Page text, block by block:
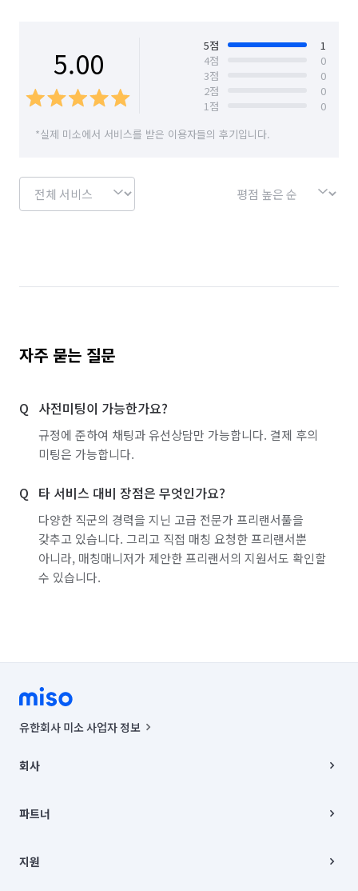
경기 의왕시 서울 강남구
서울 강동구 서울 강서구
서울 관악구 서울 광진구 서울 구로구
서울 금천구 서울 노원구 서울 도봉구
서울 동대문구 서울 동작구
서울 서대문구 서울 서초구
인천 계양구
인천 연수구 경기 부천시 소사구
경기 부천시 원미구 경기 부천시 오정구
5.00 5점
1
4점
0
3점
0
2점
0
1점
0
*실제 미소에서 서비스를 받은 이용자들의 후기입니다.
자주 묻는 질문
사전미팅이 가능한가요?
규정에 준하여 채팅과 유선상담만 가능합니다. 결제 후의
미팅은 가능합니다.
타 서비스 대비 장점은 무엇인가요?
다양한 직군의 경력을 지닌 고급 전문가 프리랜서풀을
갖추고 있습니다. 그리고 직접 매칭 요청한 프리랜서뿐
아니라, 매칭매니저가 제안한 프리랜서의 지원서도 확인할
수 있습니다.
유한회사 미소 사업자 정보
00019 |
주소 | 본사: 서울특별시 종로구 율곡로 6(중학동, 트윈트리빌딩) B동 5층
컨택센터 : 서울특별시 종로구 수송동 율곡로 24, 7층, 8층 미소
상품, 상품정보, 거래에 관한 의무와 책임은 거래당사자에게 있습니다.
언론 보도 관련 문의:
회사
채용
파트너
이사
지원